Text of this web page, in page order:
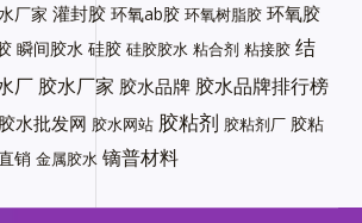
厂家 灌封胶 环氧ab胶 环氧树脂胶 环氧胶
瞬间胶水 硅胶 硅胶胶水 粘合剂 粘接胶 结
厂胶水厂家 胶水品牌 胶水品牌排行榜
胶水批发网 胶水网站 胶粘剂 胶粘剂厂 胶粘
销 金属胶水 镝普材料